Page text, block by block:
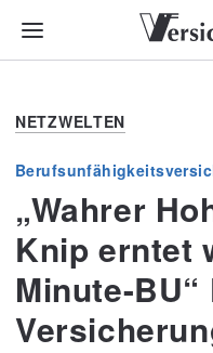
NETZWELTEN
„Wahrer
Knip erntet
Minute-